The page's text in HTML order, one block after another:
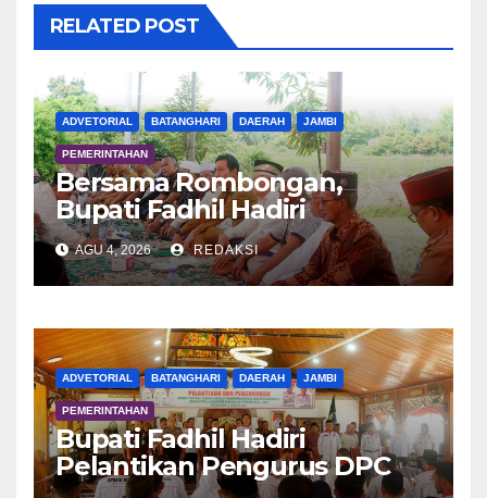
RELATED POST
ADVETORIAL BATANGHARI DAERAH JAMBI
PEMERINTAHAN
Bersama Rombongan,
Bupati Fadhil Hadiri
Syukuran Tanam Padi di
Terusan
AGU 4, 2026 REDAKSI
ADVETORIAL BATANGHARI DAERAH JAMBI
PEMERINTAHAN
Bupati Fadhil Hadiri
Pelantikan Pengurus DPC